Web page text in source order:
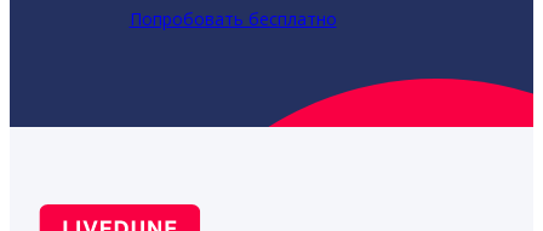
Попробовать бесплатно